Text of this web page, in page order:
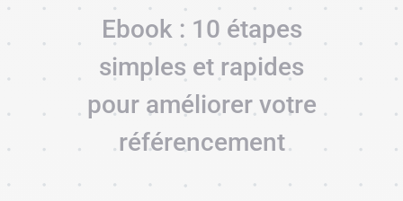
Ebook : 10 étapes
simples et rapides
pour améliorer votre
référencement